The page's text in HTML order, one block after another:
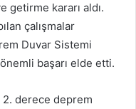
getirme kararı aldı.
çalışmalar
Duvar Sistemi
başarı elde etti.
2. derece deprem